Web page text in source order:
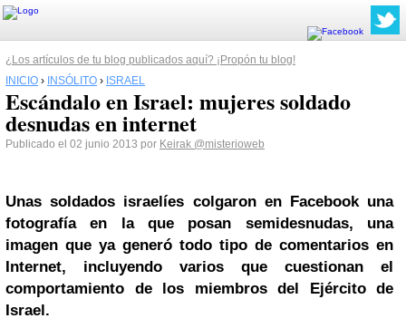
¿Los artículos de tu blog publicados aquí? ¡Propón tu blog!
INICIO › INSÓLITO › ISRAEL
Escándalo en Israel: mujeres soldado
desnudas en internet
Publicado el 02 junio 2013 por Keirak @misterioweb
Unas soldados israelíes colgaron en Facebookuna
fotografía en la que posan semidesnudas, una
imagen que ya generó todo tipo de comentarios en
Internet, incluyendo varios que cuestionan el
comportamiento de los miembros del Ejército de
Israel.